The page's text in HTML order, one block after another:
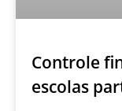
Controle
escolas